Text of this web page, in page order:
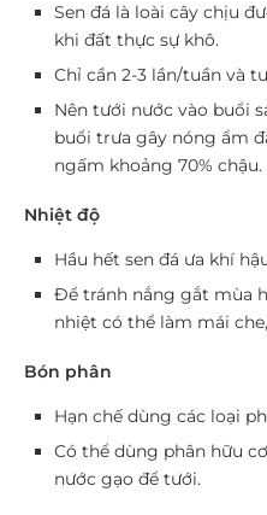
Sen đá là loài cây chịu
khi đất thực sự khô.
Chỉ cần 2-3 lần/tuần và
Nên tưới nước vào buổi
buổi trưa gây nóng ẩm
ngấm khoảng 70% chậu.
Nhiệt độ
Hầu hết sen đá ưa khí
Để tránh nắng gắt mùa
nhiệt có thể làm mái
Bón phân
Hạn chế dùng các loại
Có thể dùng phân hữu
nước gạo để tưới.